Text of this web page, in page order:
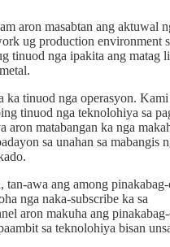
aron masabtan ang aktuwal
ug production environment
tinuod nga ipakita ang matag
ka tinuod nga operasyon.
tinuod nga teknolohiya sa
aron matabangan ka nga
sa unahan sa mabangis
tan-awa ang among pinakabag-
nga naka-subscribe ka sa
aron makuha ang
sa teknolohiya bisan